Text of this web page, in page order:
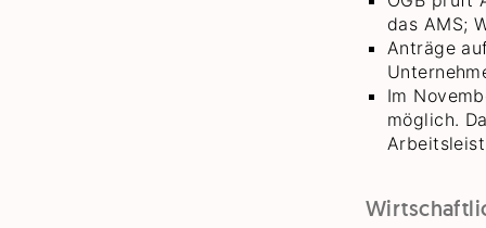
das AMS;
Anträge
Im
möglich.